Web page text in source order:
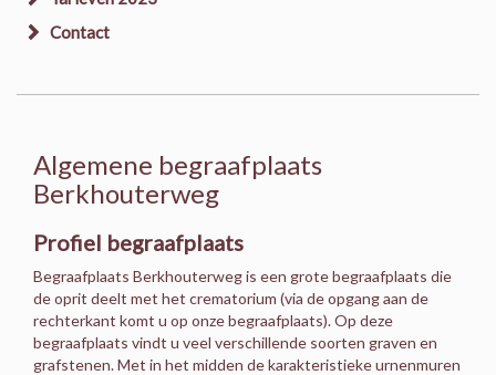
Contact
Algemene begraafplaats
Berkhouterweg
Profiel begraafplaats
Begraafplaats Berkhouterweg is een grote begraafplaats die
de oprit deelt met het crematorium (via de opgang aan de
rechterkant komt u op onze begraafplaats). Op deze
begraafplaats vindt u veel verschillende soorten graven en
grafstenen. Met in het midden de karakteristieke urnenmuren